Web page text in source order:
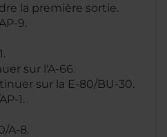
la première sortie.
9.
sur l'A-66.
sur la E-80/BU-30.
1.
A-8.